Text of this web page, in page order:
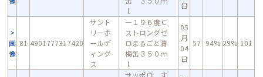
ｌ
日
画
像
81 4901777317420
サント
リーホ
ールデ
ィング
ス
－１９６度Ｃ
ストロングゼ
ロまるごと青
梅缶３５０ｍ
ｌ
05
月
04
日
57 94% 29% 101
サッポロ す